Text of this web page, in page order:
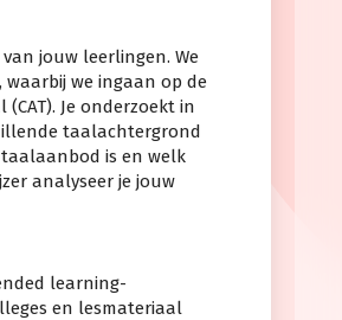
jouw leerlingen. We
we ingaan op de
Je onderzoekt in
taalachtergrond
is en welk
analyseer je jouw
learning-
en lesmateriaal